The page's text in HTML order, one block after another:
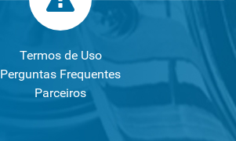
Termos de Uso
Perguntas Frequentes
Parceiros